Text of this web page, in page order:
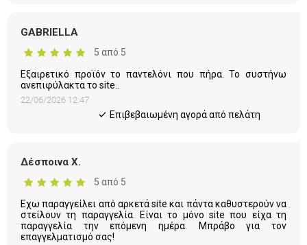
GABRIELLA
5 από 5
Εξαιρετικό προϊόν το παντελόνι που πήρα. Το συστήνω
ανεπιφύλακτα το site..
22/06/2026 12:47
Eπιβεβαιωμένη αγορά από πελάτη
Δέσποινα Χ.
5 από 5
Εχω παραγγείλει από αρκετά site και πάντα καθυστερούν να
στείλουν τη παραγγελία. Είναι το μόνο site που είχα τη
παραγγελία την επόμενη ημέρα. Μπράβο για τον
επαγγελματισμό σας!